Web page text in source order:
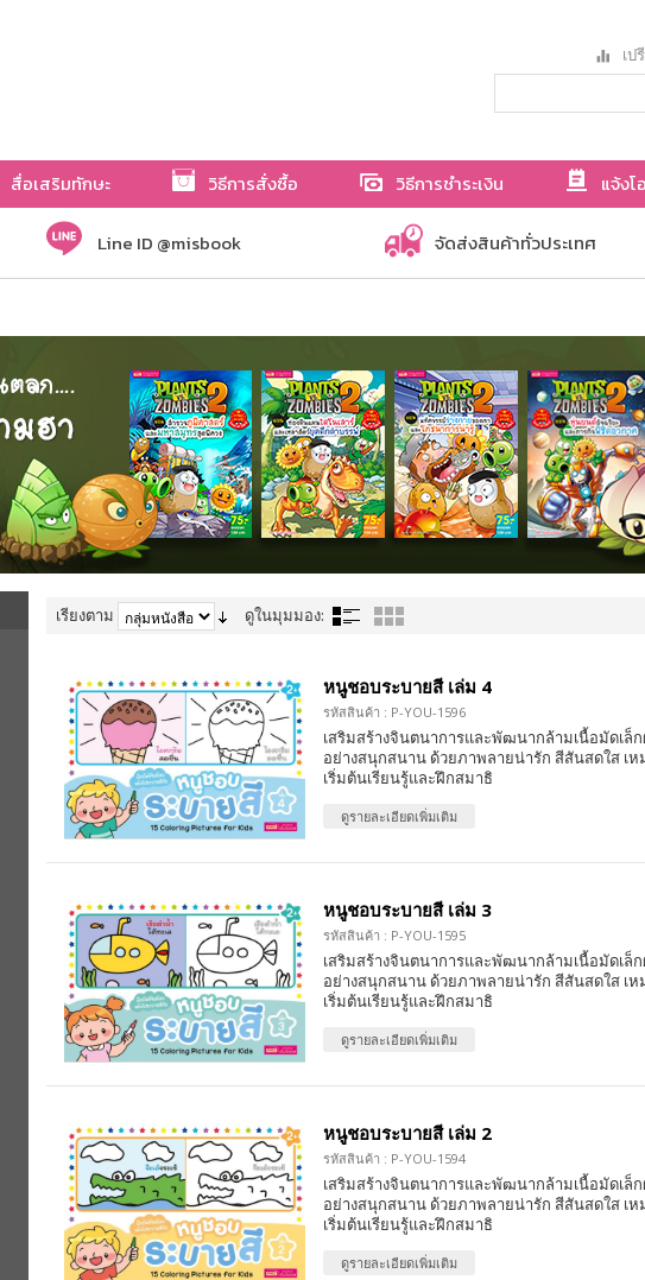
เป
สื่อเสริมทักษะ วิธีการสั่งซื้อ วิธีการชำระเงิน แจ้งโ
Line ID @misbook จัดส่งสินค้าทั่วประเทศ
เรียงตาม ดูในมุมมอง:
หนูชอบระบายสี เล่ม 4
รหัสสินค้า : P-YOU-1596
เสริมสร้างจินตนาการและพัฒนากล้ามเนื้อมัดเล็
อย่างสนุกสนาน ด้วยภาพลายน่ารัก สีสันสดใส เห
เริ่มต้นเรียนรู้และฝึกสมาธิ
ดูรายละเอียดเพิ่มเติม
หนูชอบระบายสี เล่ม 3
รหัสสินค้า : P-YOU-1595
เสริมสร้างจินตนาการและพัฒนากล้ามเนื้อมัดเล็
อย่างสนุกสนาน ด้วยภาพลายน่ารัก สีสันสดใส เห
เริ่มต้นเรียนรู้และฝึกสมาธิ
ดูรายละเอียดเพิ่มเติม
หนูชอบระบายสี เล่ม 2
รหัสสินค้า : P-YOU-1594
เสริมสร้างจินตนาการและพัฒนากล้ามเนื้อมัดเล็
อย่างสนุกสนาน ด้วยภาพลายน่ารัก สีสันสดใส เห
เริ่มต้นเรียนรู้และฝึกสมาธิ
ดูรายละเอียดเพิ่มเติม